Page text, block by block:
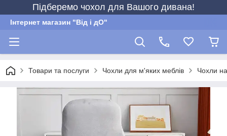
Підберемо чохол для Вашого дивана!
Інтернет магазин "Від і дО"
Товари та послуги Чохли для м'яких меблів Чохли